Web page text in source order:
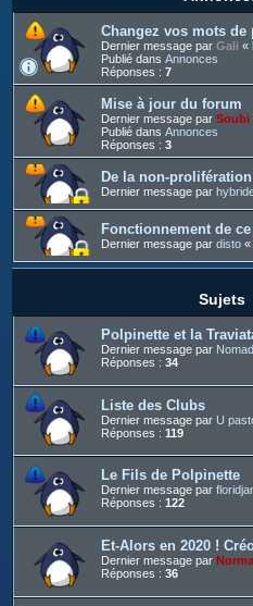
Changez vos mots de
Dernier message par Gali «
Publié dans Annonces
Réponses : 7
Mise à jour du forum
Dernier message par Soubi
Publié dans Annonces
Réponses : 3
De la non-
Dernier message par
Fonctionnement de
Dernier message par disto «
Sujets
Polpinette et la
Dernier message par
Réponses : 34
Liste des Clubs
Dernier message par U
Réponses : 119
Le Fils de Polpinette
Dernier message par
Réponses : 122
Et-Alors en 2020 !
Dernier message par Norma
Réponses : 36